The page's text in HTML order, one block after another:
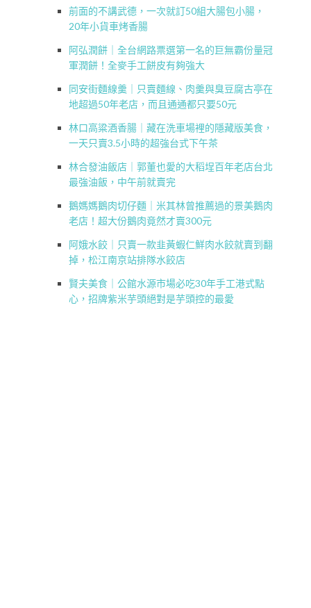
前面的不講武德，一次就訂50組大腸包小腸，
20年小貨車烤香腸
阿弘潤餅｜全台網路票選第一名的巨無霸份量冠
軍潤餅！全麥手工餅皮有夠強大
同安街麵線羹｜只賣麵線、肉羹與臭豆腐古亭在
地超過50年老店，而且通通都只要50元
林口高粱酒香腸｜藏在洗車場裡的隱藏版美食，
一天只賣3.5小時的超強台式下午茶
林合發油飯店｜郭董也愛的大稻埕百年老店台北
最強油飯，中午前就賣完
鵝媽媽鵝肉切仔麵｜米其林曾推薦過的景美鵝肉
老店！超大份鵝肉竟然才賣300元
阿娥水餃｜只賣一款韭黃蝦仁鮮肉水餃就賣到翻
掉，松江南京站排隊水餃店
賢夫美食｜公館水源市場必吃30年手工港式點
心，招牌紫米芋頭絕對是芋頭控的最愛